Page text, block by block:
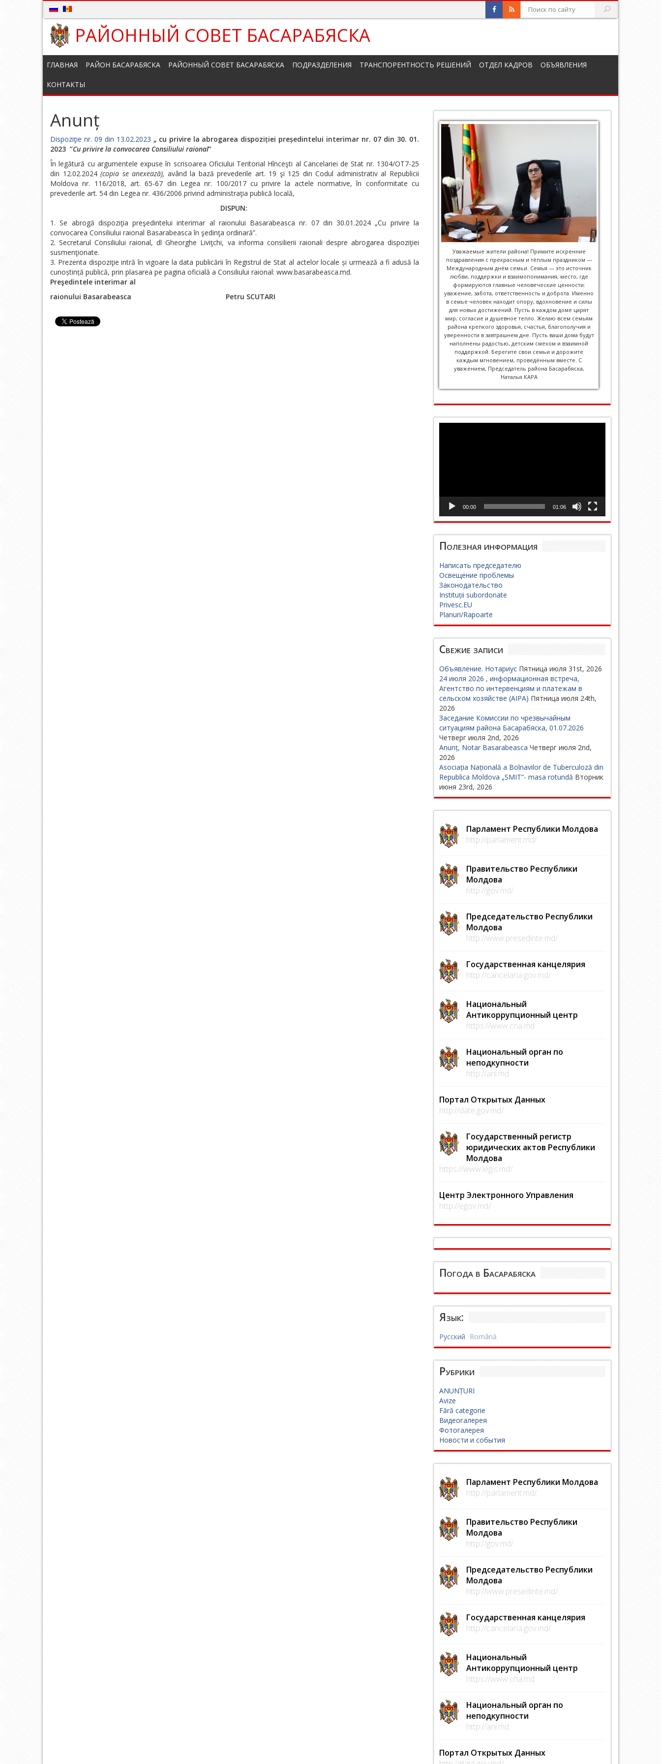
РАЙОННЫЙ СОВЕТ БАСАРАБЯСКА
ГЛАВНАЯ РАЙОН БАСАРАБЯСКА РАЙОННЫЙ СОВЕТ БАСАРАБЯСКА ПОДРАЗДЕЛЕНИЯ ТРАНСПОРЕНТНОСТЬ РЕШЕНИЙ ОТДЕЛ КАДРОВ ОБЪЯВЛЕНИЯ
КОНТАКТЫ
Anunț
Dispoziţie nr. 09 din 13.02.2023 „ cu privire la abrogarea dispoziției președintelui interimar nr. 07 din 30. 01.
2023 ”Cu privire la convocarea Consiliului raional”
În legătură cu argumentele expuse în scrisoarea Oficiului Teritorial Hînceşti al Cancelariei de Stat nr. 1304/OT7-25
din 12.02.2024(copia se anexează), având la bază prevederile art. 19 şi 125 din Codul administrativ al Republicii
Moldova nr. 116/2018, art. 65-67 din Legea nr. 100/2017 cu privire la actele normative, în conformitate cu
prevederile art. 54 din Legea nr. 436/2006 privind administraţia publică locală,
DISPUN:
Se abrogă dispoziţia preşedintelui interimar al raionului Basarabeasca nr. 07 din 30.01.2024 „Cu privire la
convocarea Consiliului raional Basarabeasca în şedinţa ordinară”.
Secretarul Consiliului raional, dl Gheorghe Liviţchi, va informa consilierii raionali despre abrogarea dispoziţiei
susmenţionate.
Prezenta dispoziţie intră în vigoare la data publicării în Registrul de Stat al actelor locale și urmează a fi adusă la
cunoștință publică, prin plasarea pe pagina oficială a Consiliului raional: www.basarabeasca.md.
Preşedintele interimar al
raionului Basarabeasca Petru SCUTARI
Уважаемые жители района! Примите искренние
поздравления с прекрасным и тёплым праздником —
Международным днём семьи. Семья — это источник
любви, поддержки и взаимопонимания, место, где
формируются главные человеческие ценности:
уважение, забота, ответственность и доброта. Именно
в семье человек находит опору, вдохновение и силы
для новых достижений. Пусть в каждом доме царят
мир, согласие и душевное тепло. Желаю всем семьям
района крепкого здоровья, счастья, благополучия и
уверенности в завтрашнем дне. Пусть ваши дома будут
наполнены радостью, детским смехом и взаимной
поддержкой. Берегите свои семьи и дорожите
каждым мгновением, проведённым вместе. С
уважением, Председатель района Басарабяска,
Наталья КАРА
00:00 01:06
Полезная информация
Написать председателю
Освещение проблемы
Законодательство
Instituții subordonate
Privesc.EU
Planuri/Rapoarte
Свежие записи
Объявление. Нотариус Пятница июля 31st, 2026
24 июля 2026 , информационная встреча,
Агентство по интервенциям и платежам в
сельском хозяйстве (AIPA) Пятница июля 24th,
2026
Заседание Комиссии по чрезвычайным
ситуациям района Басарабяска, 01.07.2026
Четверг июля 2nd, 2026
Anunț, Notar Basarabeasca Четверг июля 2nd,
2026
Asociația Națională a Bolnavilor de Tuberculoză din
Republica Moldova „SMIT”- masa rotundă Вторник
июня 23rd, 2026
Парламент Республики Молдова
http://parlament.md/
Правительство Республики
Молдова
http://gov.md/
Председательство Республики
Молдова
http://www.presedinte.md/
Государственная канцелярия
http://cancelaria.gov.md/
Национальный
Антикоррупционный центр
https://www.cna.md
Национальный орган по
неподкупности
http://ani.md
Портал Открытых Данных
http://date.gov.md/
Государственный регистр
юридических актов Республики
Молдова
https://www.legis.md/
Центр Электронного Управления
http://egov.md/
Погода в Басарабяска
Язык:
Русский Română
Рубрики
ANUNȚURI
Avize
Fără categorie
Видеогалерея
Фотогалерея
Новости и события
Парламент Республики Молдова
http://parlament.md/
Правительство Республики
Молдова
http://gov.md/
Председательство Республики
Молдова
http://www.presedinte.md/
Государственная канцелярия
http://cancelaria.gov.md/
Национальный
Антикоррупционный центр
https://www.cna.md
Национальный орган по
неподкупности
http://ani.md
Портал Открытых Данных